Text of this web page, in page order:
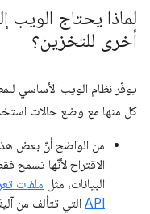
لماذا يحتاج
أخرى للتخزين؟
يوفّر نظام الويب الأساسي
كل منها مع وضع حالات
من الواضح أنّ بعض
الاقتراح لأنّها
البيانات، مثل ملفات
API التي تتألف من